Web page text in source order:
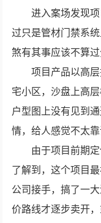
进入案场发现
过只是管材门禁系
煞有其事应该不算过
项目产品以高
宅小区，沙盘上高
户型图上没有见到
情，给人感觉不太靠
由于项目前期
了解到，这个项目
公司接手，搞了一
价路线才逐步卖开